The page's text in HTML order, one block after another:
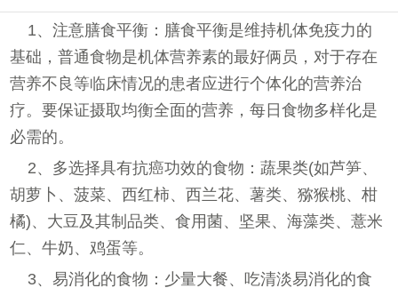
1、注意膳食平衡：膳食平衡是维持机体免疫力的
基础，普通食物是机体营养素的最好俩员，对于存在
营养不良等临床情况的患者应进行个体化的营养治
疗。要保证摄取均衡全面的营养，每日食物多样化是
必需的。
2、多选择具有抗癌功效的食物：蔬果类(如芦笋、
胡萝卜、菠菜、西红柿、西兰花、薯类、猕猴桃、柑
橘)、大豆及其制品类、食用菌、坚果、海藻类、薏米
仁、牛奶、鸡蛋等。
3、易消化的食物：少量大餐、吃清淡易消化的食